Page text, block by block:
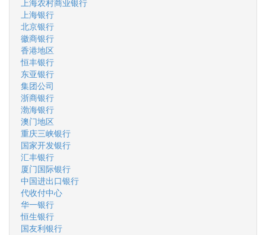
上海农村商业银行
上海银行
北京银行
徽商银行
香港地区
恒丰银行
东亚银行
集团公司
浙商银行
渤海银行
澳门地区
重庆三峡银行
国家开发银行
汇丰银行
厦门国际银行
中国进出口银行
代收付中心
华一银行
恒生银行
国友利银行